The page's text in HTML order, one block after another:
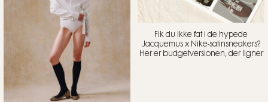
Fik du ikke fat i de hypede
Jacquemus x Nike-satinsneakers?
Her er budgetversionen, der ligner